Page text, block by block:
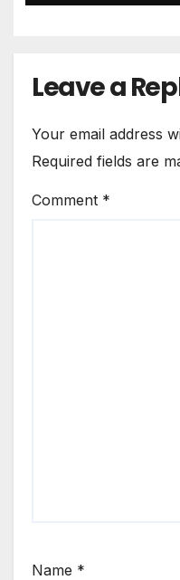
Leave a
Your email address
Required fields are
Comment *
Name *